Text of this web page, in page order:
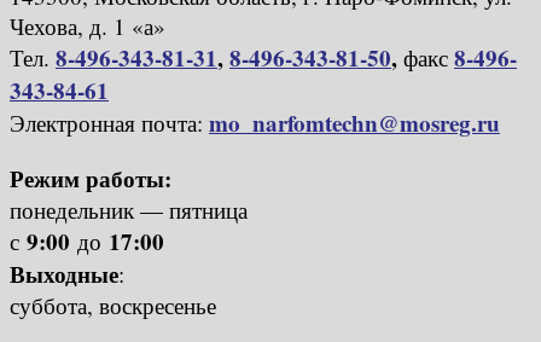
Чехова, д. 1 «а»
Тел. 8-496-343-81-31,8-496-343-81-50, факс 8-496-
343-84-61
Электронная почта: mo_narfomtechn@mosreg.ru
Режим работы:
понедельник — пятница
с 9:00 до 17:00
Выходные:
суббота, воскресенье